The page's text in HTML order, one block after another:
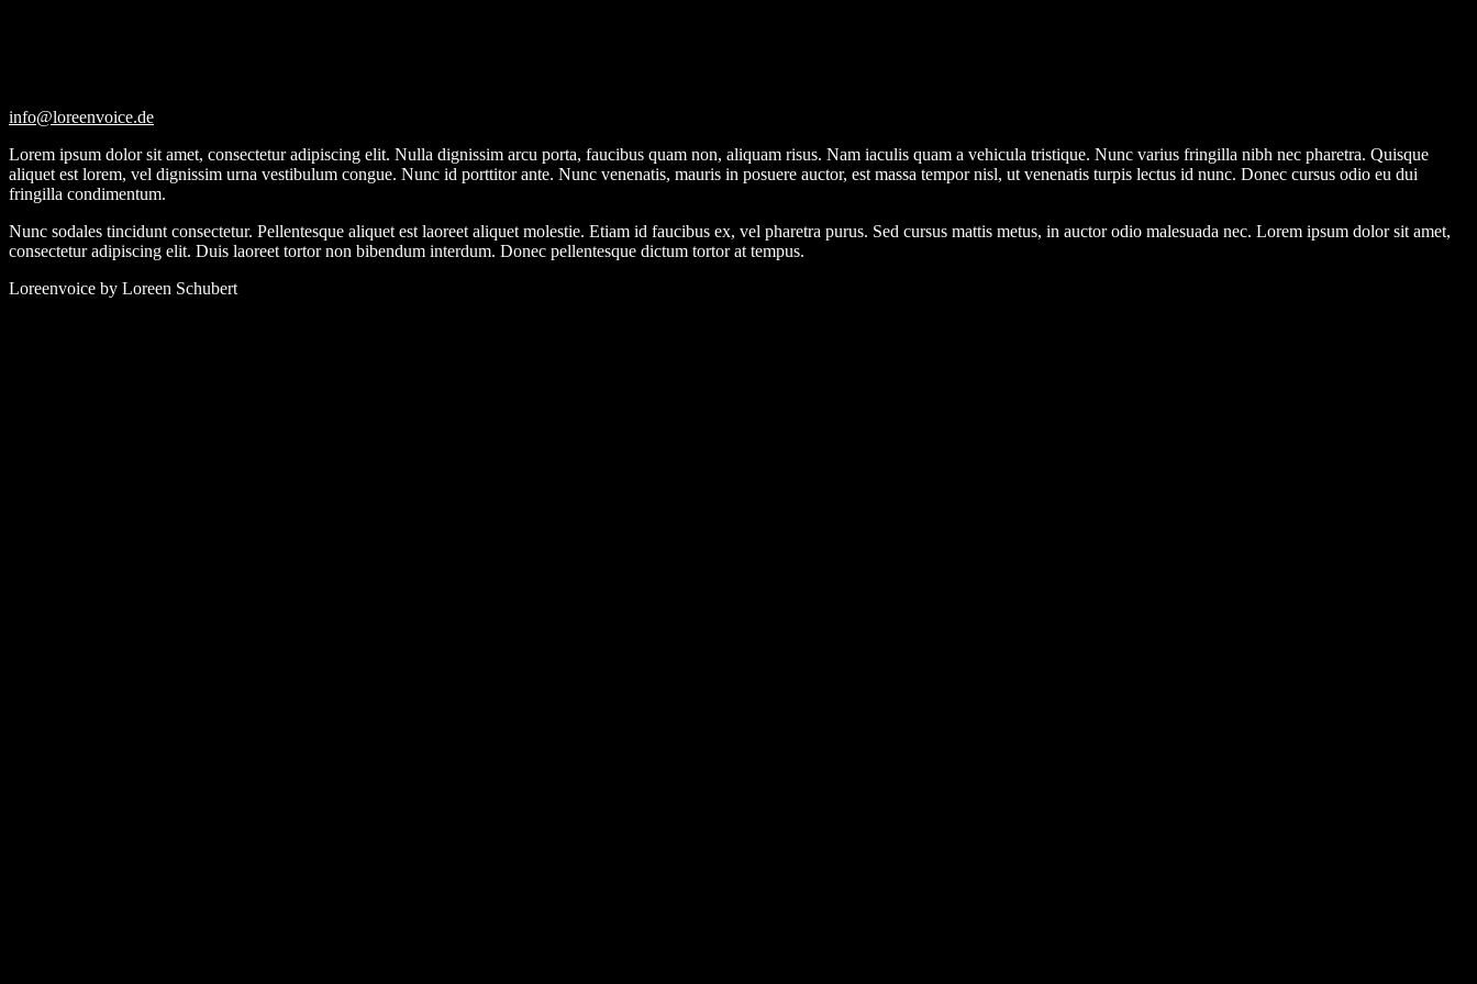
info@loreenvoice.de
Lorem ipsum dolor sit amet, consectetur adipiscing elit. Nulla dignissim arcu porta, faucibus quam non, aliquam risus. Nam iaculis quam a vehicula tristique. Nunc varius fringilla nibh nec pharetra. Quisque
aliquet est lorem, vel dignissim urna vestibulum congue. Nunc id porttitor ante. Nunc venenatis, mauris in posuere auctor, est massa tempor nisl, ut venenatis turpis lectus id nunc. Donec cursus odio eu dui
fringilla condimentum.
Nunc sodales tincidunt consectetur. Pellentesque aliquet est laoreet aliquet molestie. Etiam id faucibus ex, vel pharetra purus. Sed cursus mattis metus, in auctor odio malesuada nec. Lorem ipsum dolor sit amet,
consectetur adipiscing elit. Duis laoreet tortor non bibendum interdum. Donec pellentesque dictum tortor at tempus.
Loreenvoice by Loreen Schubert